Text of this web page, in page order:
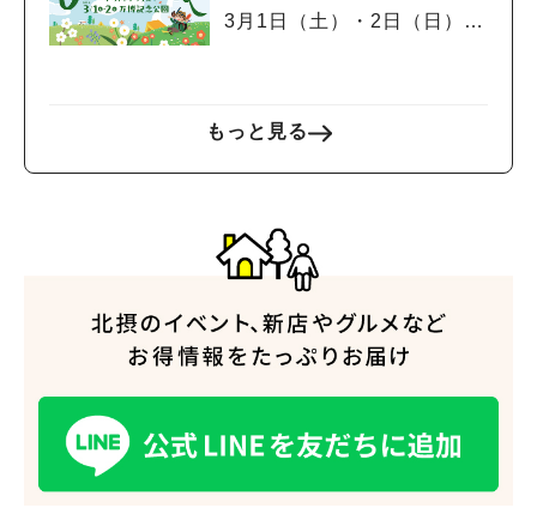
3月1日（土）・2日（日）開
も同時開催
もっと見る